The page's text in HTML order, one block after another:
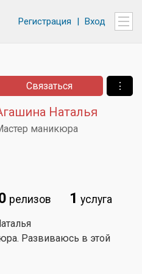
Регистрация | Вход
маникюра
Наталья
Связаться ⋮
релизов 1 услуга
Развиваюсь в этой